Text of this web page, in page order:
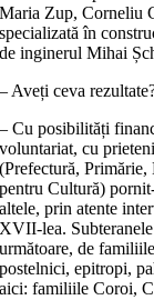
Maria Zup, Corneliu
specializată în
de inginerul Mihai
– Aveți ceva
– Cu posibilități
voluntariat, cu
(Prefectură,
pentru Cultură)
altele, prin atente
XVII-lea.
următoare, de
postelnici, epitropi,
aici: familiile Coroi,